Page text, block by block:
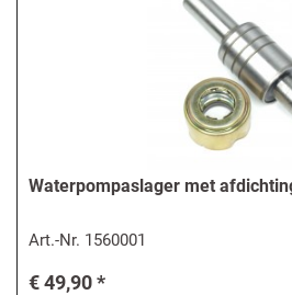
Waterpompaslager met
Art.-Nr. 1560001
€ 49,90 *